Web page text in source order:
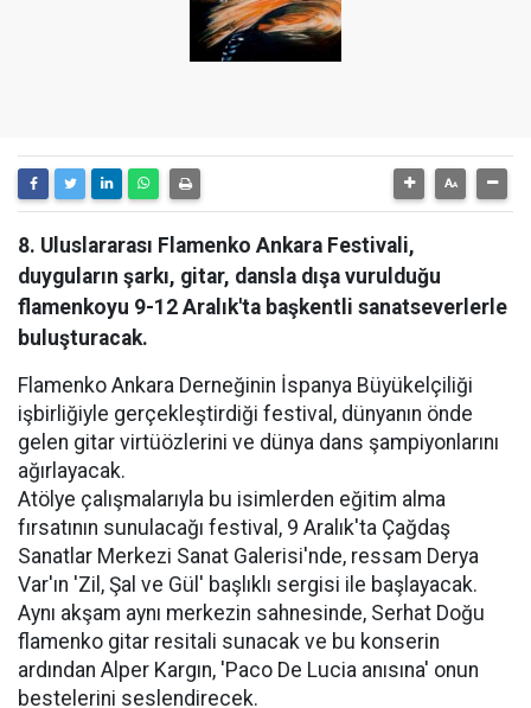
8. Uluslararası Flamenko Ankara Festivali,
duyguların şarkı, gitar, dansla dışa vurulduğu
flamenkoyu 9-12 Aralık'ta başkentli sanatseverlerle
buluşturacak.
Flamenko Ankara Derneğinin İspanya Büyükelçiliği
işbirliğiyle gerçekleştirdiği festival, dünyanın önde
gelen gitar virtüözlerini ve dünya dans şampiyonlarını
ağırlayacak.
Atölye çalışmalarıyla bu isimlerden eğitim alma
fırsatının sunulacağı festival, 9 Aralık'ta Çağdaş
Sanatlar Merkezi Sanat Galerisi'nde, ressam Derya
Var'ın 'Zil, Şal ve Gül' başlıklı sergisi ile başlayacak.
Aynı akşam aynı merkezin sahnesinde, Serhat Doğu
flamenko gitar resitali sunacak ve bu konserin
ardından Alper Kargın, 'Paco De Lucia anısına' onun
bestelerini seslendirecek.